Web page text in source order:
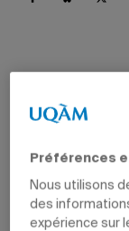
Préférences
Nous utilisons
des
expérience sur